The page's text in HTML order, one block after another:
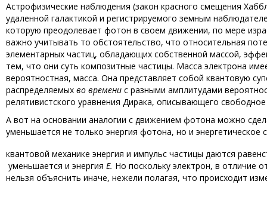
Астрофизические наблюдения (закон красного смещения
удаленной галактикой и регистрируемого земным
которую преодолевает фотон в своем движении, по мере
важно учитывать то обстоятельство, что относительная
элементарных частиц, обладающих собственной массой,
тем, что они суть композитные частицы. Масса электрона
вероятностная, масса. Она представляет собой квантовую
распределяемых во времени с разными амплитудами
релятивистского уравнения Дирака, описывающего
А вот на основании аналогии с движением фотона можно
уменьшается не только энергия фотона, но и
квантовой механике энергия и импульс частицы даются
уменьшается и энергия E. Но поскольку электрон, в отличие
нельзя объяснить иначе, нежели полагая, что происходит